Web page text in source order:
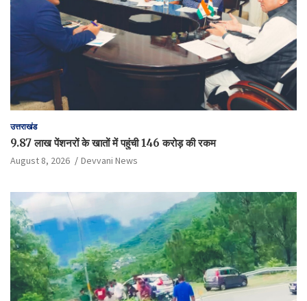
उत्तराखंड
9.87 लाख पेंशनरों के खातों में पहुंची 146 करोड़ की रकम
August 8, 2026 Devvani News